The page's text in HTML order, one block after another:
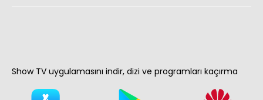
Show TV uygulamasını indir, dizi ve programları kaçırma